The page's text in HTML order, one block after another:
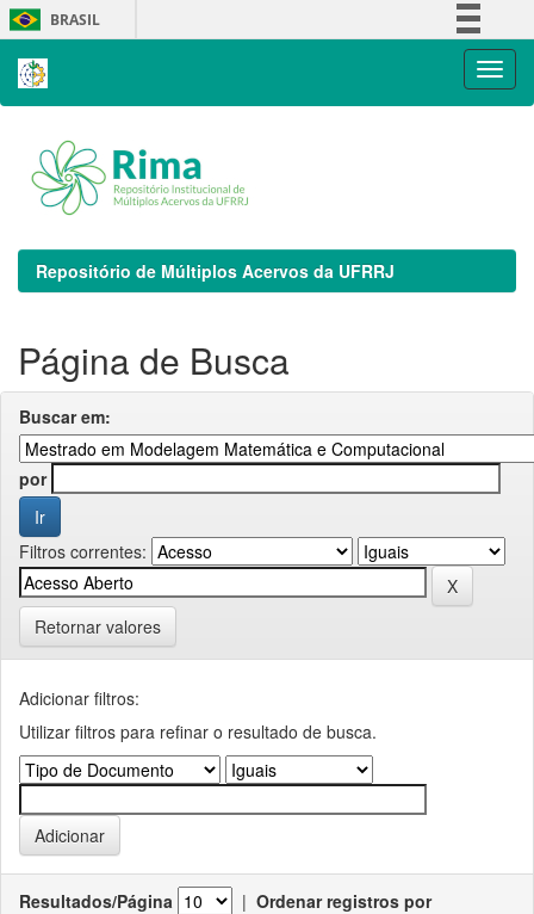
Skip
navigation
BRASIL
Repositório de Múltiplos Acervos da UFRRJ
Página de Busca
Buscar em:
por
Filtros correntes:
Retornar valores
Adicionar filtros:
Utilizar filtros para refinar o resultado de busca.
Resultados/Página | Ordenar registros por